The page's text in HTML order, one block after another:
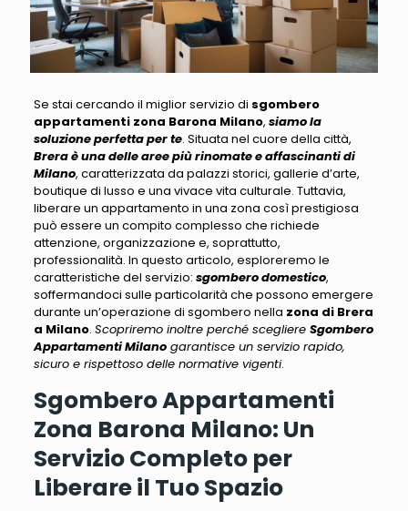
Se stai cercando il miglior servizio di sgombero
appartamenti zona Barona Milano, siamo la
soluzione perfetta per te. Situata nel cuore della città,
Brera è una delle aree più rinomate e affascinanti di
Milano, caratterizzata da palazzi storici, gallerie d’arte,
boutique di lusso e una vivace vita culturale. Tuttavia,
liberare un appartamento in una zona così prestigiosa
può essere un compito complesso che richiede
attenzione, organizzazione e, soprattutto,
professionalità. In questo articolo, esploreremo le
caratteristiche del servizio: sgombero domestico,
soffermandoci sulle particolarità che possono emergere
durante un’operazione di sgombero nella zona di Brera
a Milano. Scopriremo inoltre perché scegliere Sgombero
Appartamenti Milanogarantisce un servizio rapido,
sicuro e rispettoso delle normative vigenti.
Sgombero Appartamenti
Zona Barona Milano: Un
Servizio Completo per
Liberare il Tuo Spazio